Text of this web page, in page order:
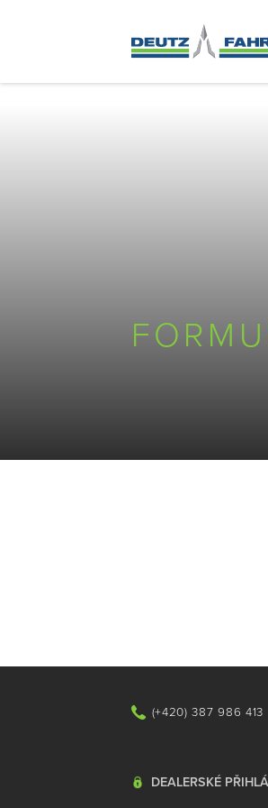
(+420) 387 986 413
DEALERSKÉ